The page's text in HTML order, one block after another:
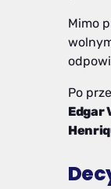
Mimo
Po
Edgar